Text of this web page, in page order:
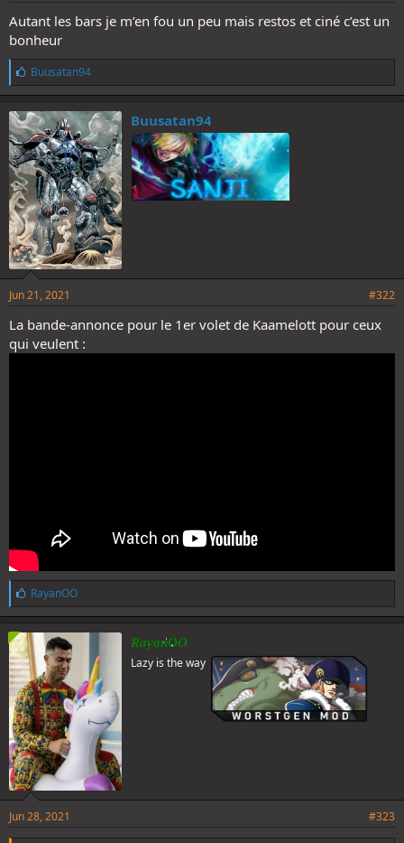
Autant les bars je m’en fou un peu mais restos et ciné c’est un
bonheur
L
i
k
e
s
:
Buusatan94
Buusatan94
Jun 21, 2021 #322
La bande-annonce pour le 1er volet de Kaamelott pour ceux
qui veulent :
L
i
k
e
s
:
RayanOO
RayanOO
Lazy is the way
Jun 28, 2021 #323